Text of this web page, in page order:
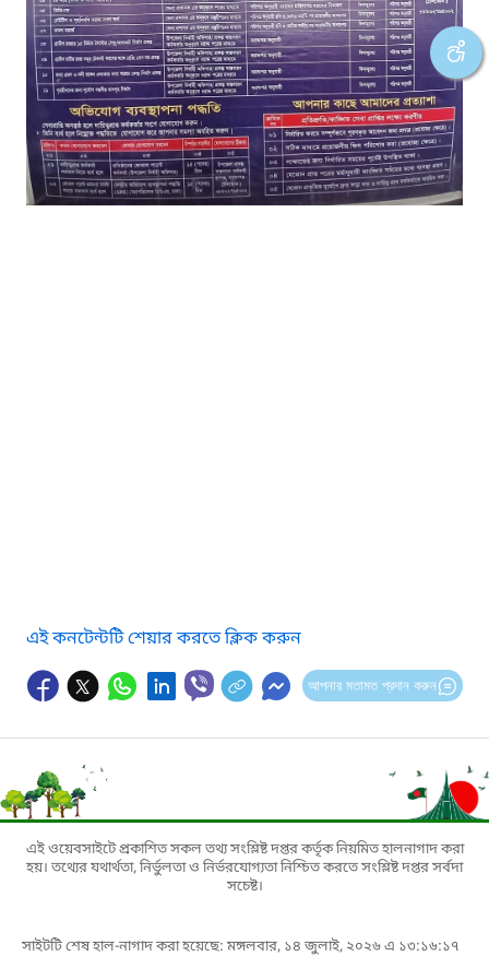
এই কনটেন্টটি শেয়ার করতে ক্লিক করুন
আপনার মতামত প্রদান করুন
এই ওয়েবসাইটে প্রকাশিত সকল তথ্য সংশ্লিষ্ট দপ্তর কর্তৃক নিয়মিত হালনাগাদ করা
হয়। তথ্যের যথার্থতা, নির্ভুলতা ও নির্ভরযোগ্যতা নিশ্চিত করতে সংশ্লিষ্ট দপ্তর সর্বদা
সচেষ্ট।
সাইটটি শেষ হাল-নাগাদ করা হয়েছে: মঙ্গলবার, ১৪ জুলাই, ২০২৬ এ ১৩:১৬:১৭